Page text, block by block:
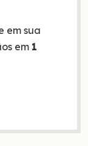
em sua
em 1